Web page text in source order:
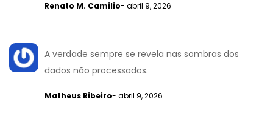
Renato M. Camilio- abril 9, 2026
A verdade sempre se revela nas sombras dos
dados não processados.
Matheus Ribeiro- abril 9, 2026